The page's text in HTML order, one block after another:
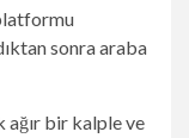
sonra araba
ağır bir kalple ve